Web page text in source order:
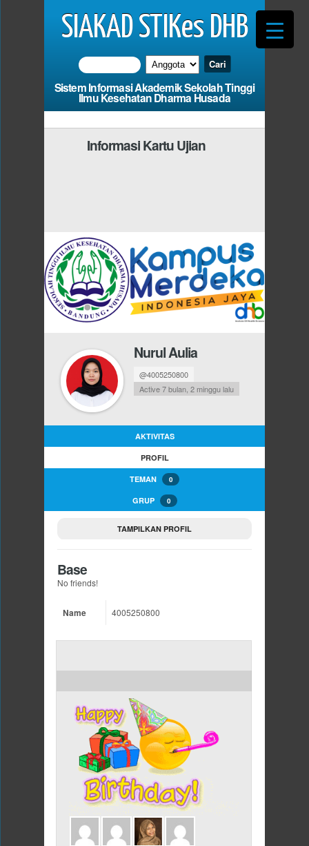
SIAKAD STIKes DHB
Sistem Informasi Akademik Sekolah Tinggi
Ilmu Kesehatan Dharma Husada
Informasi Kartu Ujian
Nurul Aulia
@4005250800
Active 7 bulan, 2 minggu lalu
AKTIVITAS
PROFIL
TEMAN 0
GRUP 0
TAMPILKAN PROFIL
Base
No friends!
Name 4005250800